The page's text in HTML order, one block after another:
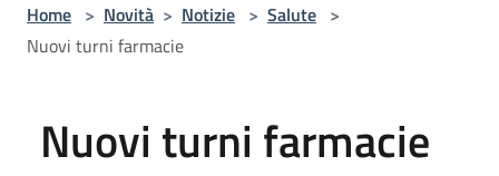
Home > Novità > Notizie > Salute >
Nuovi turni farmacie
Nuovi turni farmacie